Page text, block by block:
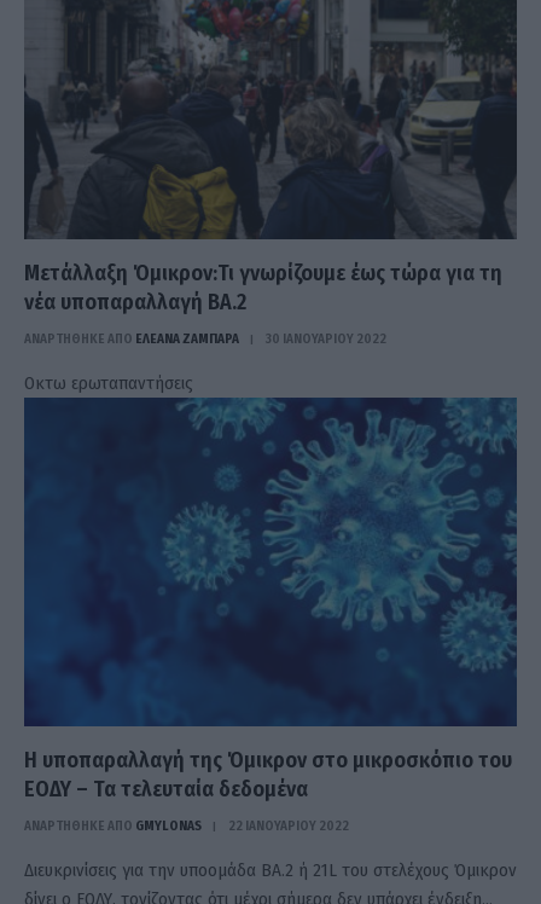
Μετάλλαξη Όμικρον:Τι γνωρίζουμε έως τώρα για τη
νέα υποπαραλλαγή ΒΑ.2
ΑΝΑΡΤΗΘΗΚΕ ΑΠΟ ΕΛΕΑΝΑ ΖΑΜΠΑΡΑ 30 ΙΑΝΟΥΑΡΊΟΥ 2022
Οκτω ερωταπαντήσεις
Η υποπαραλλαγή της Όμικρον στο μικροσκόπιο του
ΕΟΔΥ – Τα τελευταία δεδομένα
ΑΝΑΡΤΗΘΗΚΕ ΑΠΟ GMYLONAS 22 ΙΑΝΟΥΑΡΊΟΥ 2022
Διευκρινίσεις για την υποομάδα ΒΑ.2 ή 21L του στελέχους Όμικρον
δίνει ο ΕΟΔΥ, τονίζοντας ότι μέχρι σήμερα δεν υπάρχει ένδειξη…